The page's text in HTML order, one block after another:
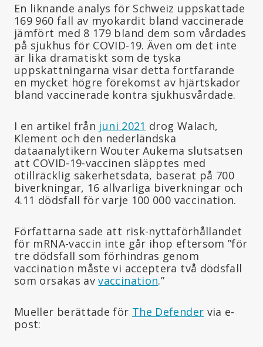
En liknande analys för Schweiz uppskattade
169 960 fall av myokardit bland vaccinerade
jämfört med 8 179 bland dem som vårdades
på sjukhus för COVID-19. Även om det inte
är lika dramatiskt som de tyska
uppskattningarna visar detta fortfarande
en mycket högre förekomst av hjärtskador
bland vaccinerade kontra sjukhusvårdade.
I en artikel från juni 2021 drog Walach,
Klement och den nederländska
dataanalytikern Wouter Aukema slutsatsen
att COVID-19-vaccinen släpptes med
otillräcklig säkerhetsdata, baserat på 700
biverkningar, 16 allvarliga biverkningar och
4.11 dödsfall för varje 100 000 vaccination.
Författarna sade att risk-nyttaförhållandet
för mRNA-vaccin inte går ihop eftersom ”för
tre dödsfall som förhindras genom
vaccination måste vi acceptera två dödsfall
som orsakas avvaccination.”
Mueller berättade för The Defender via e-
post: